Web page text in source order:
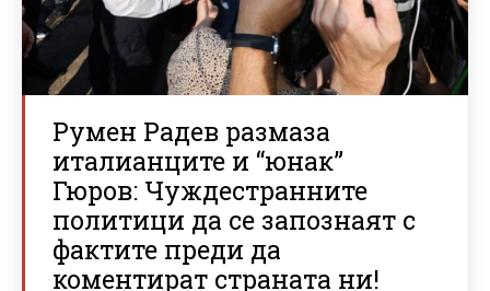
Румен Радев размаза
италианците и “юнак”
Гюров: Чуждестранните
политици да се запознаят с
фактите преди да
коментират страната ни!